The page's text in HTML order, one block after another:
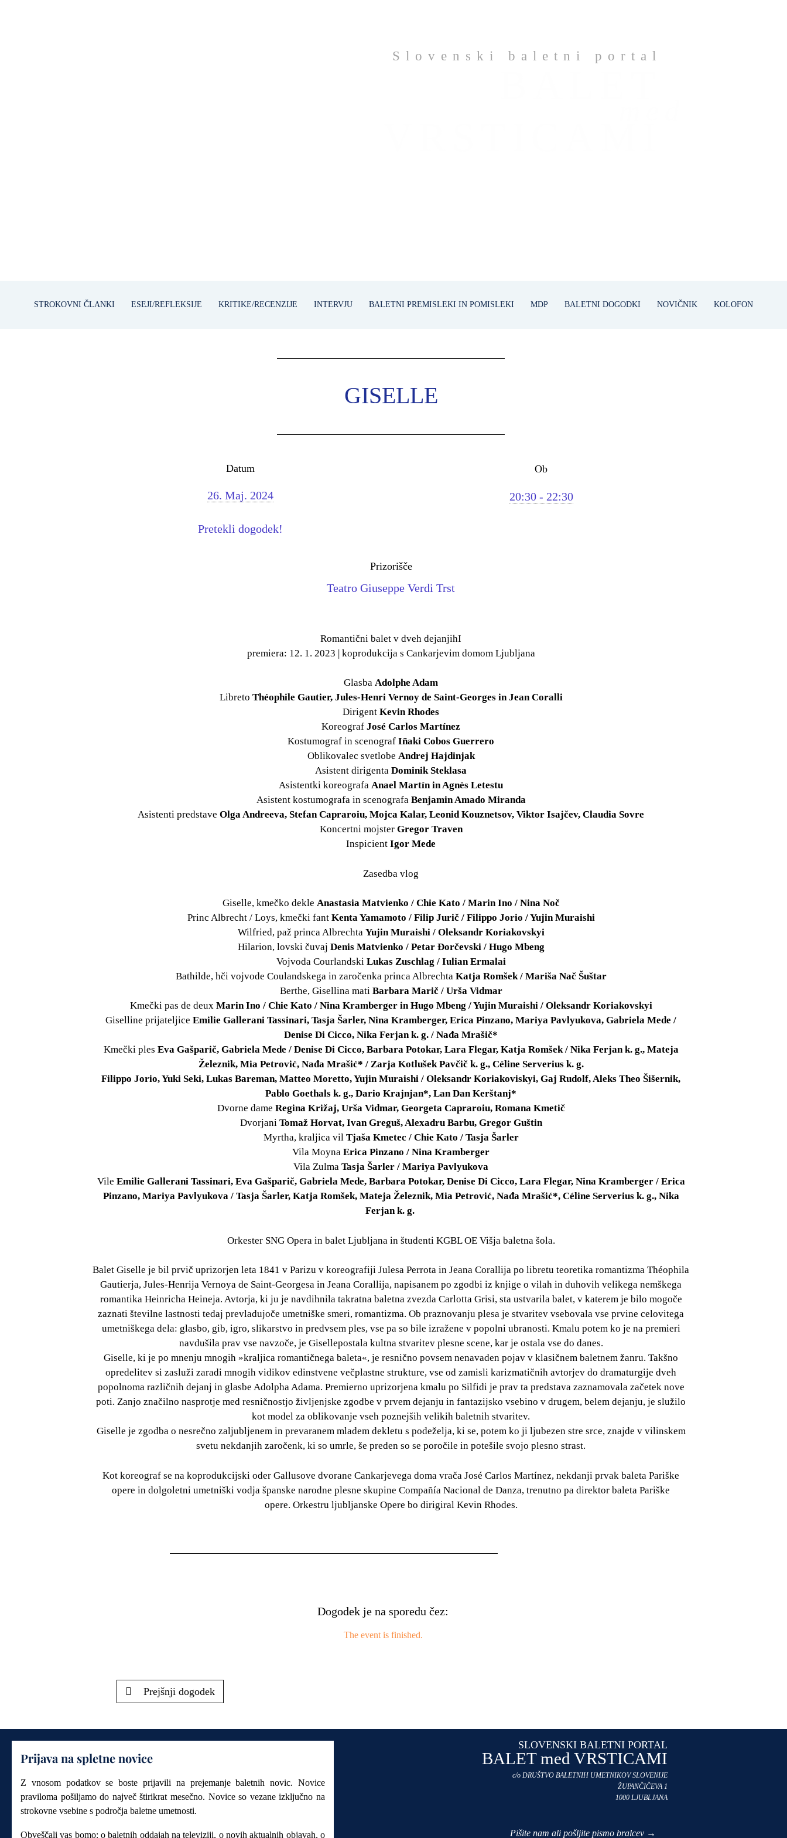
STROKOVNI ČLANKI ESEJI/REFLEKSIJE KRITIKE/RECENZIJE INTERVJU BALETNI PREMISLEKI IN POMISLEKI MDP BALETNI DOGODKI NOVIČNIK KOLOFON
Slovenski baletni portal
GISELLE
Datum
26. Maj. 2024
Pretekli dogodek!
Ob
20:30 - 22:30
Prizorišče
Teatro Giuseppe Verdi Trst
Romantični balet v dveh dejanjihI
premiera: 12. 1. 2023 | koprodukcija s Cankarjevim domom Ljubljana
Glasba Adolphe Adam
Libreto Théophile Gautier, Jules-Henri Vernoy de Saint-Georges in Jean Coralli
Dirigent Kevin Rhodes
Koreograf José Carlos Martínez
Kostumograf in scenograf Iñaki Cobos Guerrero
Oblikovalec svetlobe Andrej Hajdinjak
Asistent dirigenta Dominik Steklasa
Asistentki koreografa Anael Martín in Agnès Letestu
Asistent kostumografa in scenografa Benjamin Amado Miranda
Asistenti predstave Olga Andreeva, Stefan Capraroiu, Mojca Kalar, Leonid Kouznetsov, Viktor Isajčev, Claudia Sovre
Koncertni mojster Gregor Traven
Inspicient Igor Mede
Zasedba vlog
Giselle, kmečko dekle Anastasia Matvienko / Chie Kato / Marin Ino / Nina Noč
Princ Albrecht / Loys, kmečki fant Kenta Yamamoto / Filip Jurič / Filippo Jorio / Yujin Muraishi
Wilfried, paž princa Albrechta Yujin Muraishi / Oleksandr Koriakovskyi
Hilarion, lovski čuvaj Denis Matvienko / Petar Đorčevski / Hugo Mbeng
Vojvoda Courlandski Lukas Zuschlag / Iulian Ermalai
Bathilde, hči vojvode Coulandskega in zaročenka princa Albrechta Katja Romšek / Mariša Nač Šuštar
Berthe, Gisellina mati Barbara Marič / Urša Vidmar
Kmečki pas de deux Marin Ino / Chie Kato / Nina Kramberger in Hugo Mbeng / Yujin Muraishi / Oleksandr Koriakovskyi
Giselline prijateljice Emilie Gallerani Tassinari, Tasja Šarler, Nina Kramberger, Erica Pinzano, Mariya Pavlyukova, Gabriela Mede /
Denise Di Cicco, Nika Ferjan k. g. / Nađa Mrašič*
Kmečki ples Eva Gašparič, Gabriela Mede / Denise Di Cicco, Barbara Potokar, Lara Flegar, Katja Romšek / Nika Ferjan k. g., Mateja
Železnik, Mia Petrović, Nađa Mrašić* / Zarja Kotlušek Pavčič k. g., Céline Serverius k. g.
Filippo Jorio, Yuki Seki, Lukas Bareman, Matteo Moretto, Yujin Muraishi / Oleksandr Koriakoviskyi, Gaj Rudolf, Aleks Theo Šišernik,
Pablo Goethals k. g., Dario Krajnjan*, Lan Dan Kerštanj*
Dvorne dame Regina Križaj, Urša Vidmar, Georgeta Capraroiu, Romana Kmetič
Dvorjani Tomaž Horvat, Ivan Greguš, Alexadru Barbu, Gregor Guštin
Myrtha, kraljica vil Tjaša Kmetec / Chie Kato / Tasja Šarler
Vila Moyna Erica Pinzano / Nina Kramberger
Vila Zulma Tasja Šarler / Mariya Pavlyukova
Vile Emilie Gallerani Tassinari, Eva Gašparič, Gabriela Mede, Barbara Potokar, Denise Di Cicco, Lara Flegar, Nina Kramberger / Erica
Pinzano, Mariya Pavlyukova / Tasja Šarler, Katja Romšek, Mateja Železnik, Mia Petrović, Nađa Mrašić*, Céline Serverius k. g., Nika
Ferjan k. g.
Orkester SNG Opera in balet Ljubljana in študenti KGBL OE Višja baletna šola.
Balet Giselle je bil prvič uprizorjen leta 1841 v Parizu v koreografiji Julesa Perrota in Jeana Corallija po libretu teoretika romantizma Théophila
Gautierja, Jules-Henrija Vernoya de Saint-Georgesa in Jeana Corallija, napisanem po zgodbi iz knjige o vilah in duhovih velikega nemškega
romantika Heinricha Heineja. Avtorja, ki ju je navdihnila takratna baletna zvezda Carlotta Grisi, sta ustvarila balet, v katerem je bilo mogoče
zaznati številne lastnosti tedaj prevladujoče umetniške smeri, romantizma. Ob praznovanju plesa je stvaritev vsebovala vse prvine celovitega
umetniškega dela: glasbo, gib, igro, slikarstvo in predvsem ples, vse pa so bile izražene v popolni ubranosti. Kmalu potem ko je na premieri
navdušila prav vse navzoče, je Gisellepostala kultna stvaritev plesne scene, kar je ostala vse do danes.
Giselle, ki je po mnenju mnogih »kraljica romantičnega baleta«, je resnično povsem nenavaden pojav v klasičnem baletnem žanru. Takšno
opredelitev si zasluži zaradi mnogih vidikov edinstvene večplastne strukture, vse od zamisli karizmatičnih avtorjev do dramaturgije dveh
popolnoma različnih dejanj in glasbe Adolpha Adama. Premierno uprizorjena kmalu po Silfidi je prav ta predstava zaznamovala začetek nove
poti. Zanjo značilno nasprotje med resničnostjo življenjske zgodbe v prvem dejanju in fantazijsko vsebino v drugem, belem dejanju, je služilo
kot model za oblikovanje vseh poznejših velikih baletnih stvaritev.
Giselle je zgodba o nesrečno zaljubljenem in prevaranem mladem dekletu s podeželja, ki se, potem ko ji ljubezen stre srce, znajde v vilinskem
svetu nekdanjih zaročenk, ki so umrle, še preden so se poročile in potešile svojo plesno strast.
Kot koreograf se na koprodukcijski oder Gallusove dvorane Cankarjevega doma vrača José Carlos Martínez, nekdanji prvak baleta Pariške
opere in dolgoletni umetniški vodja španske narodne plesne skupine Compañía Nacional de Danza, trenutno pa direktor baleta Pariške
opere. Orkestru ljubljanske Opere bo dirigiral Kevin Rhodes.
Dogodek je na sporedu čez:
The event is finished.
Prejšnji dogodek
Prijava na spletne novice
Z vnosom podatkov se boste prijavili na prejemanje baletnih novic. Novice
praviloma pošiljamo do največ štirikrat mesečno. Novice so vezane izključno na
strokovne vsebine s področja baletne umetnosti.
Obveščali vas bomo: o baletnih oddajah na televiziji, o novih aktualnih objavah, o
SLOVENSKI BALETNI PORTAL
BALET med VRSTICAMI
c/o DRUŠTVO BALETNIH UMETNIKOV SLOVENIJE
ŽUPANČIČEVA 1
1000 LJUBLJANA
Pišite nam ali pošljite pismo bralcev →